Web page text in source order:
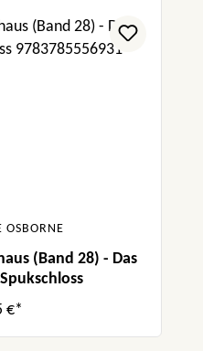
OSBORNE
(Band 28) - Das
€*